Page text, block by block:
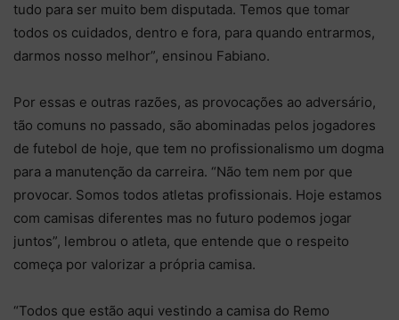
tudo para ser muito bem disputada. Temos que tomar
todos os cuidados, dentro e fora, para quando entrarmos,
darmos nosso melhor”, ensinou Fabiano.
Por essas e outras razões, as provocações ao adversário,
tão comuns no passado, são abominadas pelos jogadores
de futebol de hoje, que tem no profissionalismo um dogma
para a manutenção da carreira. “Não tem nem por que
provocar. Somos todos atletas profissionais. Hoje estamos
com camisas diferentes mas no futuro podemos jogar
juntos”, lembrou o atleta, que entende que o respeito
começa por valorizar a própria camisa.
“Todos que estão aqui vestindo a camisa do Remo